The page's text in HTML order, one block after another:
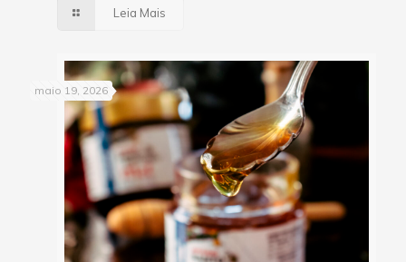
Leia Mais
maio 19, 2026